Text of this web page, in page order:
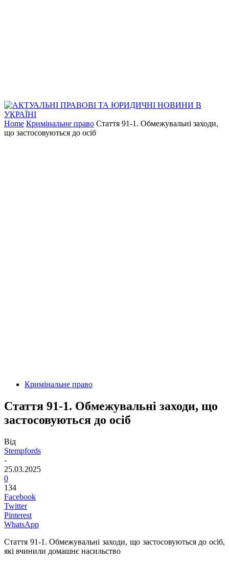
Home Кримінальне право Стаття 91-1. Обмежувальні заходи,
що застосовуються до осіб
Кримінальне право
Стаття 91-1. Обмежувальні заходи, що
застосовуються до осіб
Від
Stempfords
-
25.03.2025
0
134
Facebook
Twitter
Pinterest
WhatsApp
Стаття 91-1 . Обмежувальні заходи, що застосовуються до осіб,
які вчинили домашнє насильство